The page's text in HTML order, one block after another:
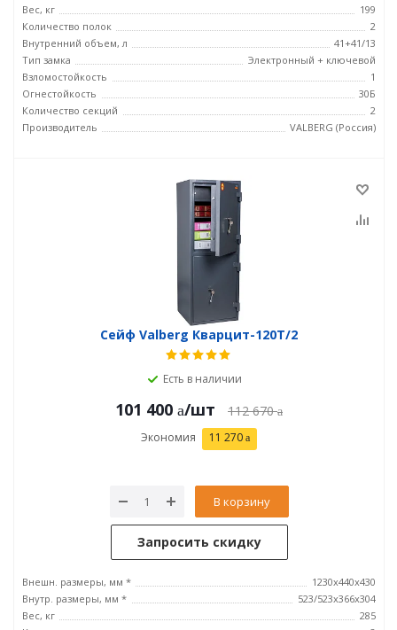
Вес, кг
199
Количество полок
2
Внутренний объем, л
41+41/13
Тип замка
Электронный + ключевой
Взломостойкость
1
Огнестойкость
30Б
Количество секций
2
Производитель
VALBERG (Россия)
Сейф Valberg Кварцит-120Т/2
Есть в наличии
101 400 /шт 112 670
Экономия 11 270
В корзину
Запросить скидку
Внешн. размеры, мм *
1230х440х430
Внутр. размеры, мм *
523/523x366x304
Вес, кг
285